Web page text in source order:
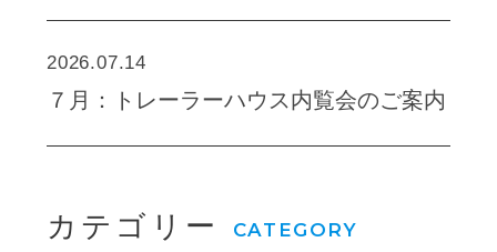
2026.07.14
７月：トレーラーハウス内覧会のご案内
カテゴリー CATEGORY